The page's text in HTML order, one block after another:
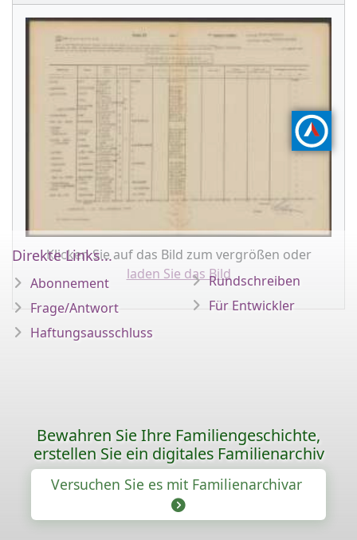
Klicken Sie auf das Bild zum vergrößen oder
laden Sie das Bild
Direkte Links...
Abonnement
Frage/Antwort
Haftungsausschluss
Rundschreiben
Für Entwickler
Bewahren Sie Ihre Familiengeschichte,
erstellen Sie ein digitales Familienarchiv
Versuchen Sie es mit Familienarchivar